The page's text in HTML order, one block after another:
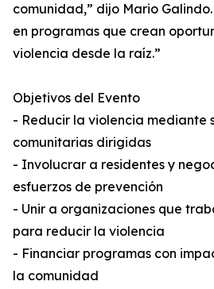
comunidad,” dijo Mario
en programas que crean
violencia desde la raíz.”
Objetivos del Evento
- Reducir la violencia mediante
comunitarias dirigidas
- Involucrar a residentes y
esfuerzos de prevención
- Unir a organizaciones que
para reducir la violencia
- Financiar programas con
la comunidad